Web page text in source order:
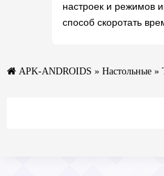
настроек и режимов
способ скоротать
APK-ANDROIDS » Настольные »